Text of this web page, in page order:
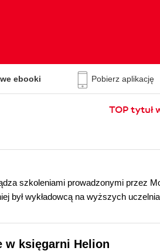
ebooki Pobierz aplikację
TOP tytuł
szkoleniami prowadzonymi przez
był wykładowcą na wyższych
w księgarni Helion